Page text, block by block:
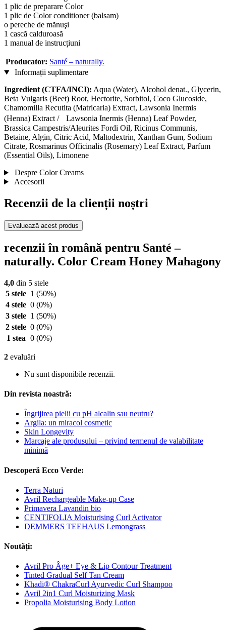
1 plic de preparare Color
1 plic de Color conditioner (balsam)
o pereche de mănuşi
1 cască calduroasă
1 manual de instrucțiuni
Producator: Santé – naturally.
Informații suplimentare
Ingredient (CTFA/INCI): Aqua (Water), Alcohol denat., Glycerin,
Beta Vulgaris (Beet) Root, Hectorite, Sorbitol, Coco Glucoside,
Chamomilla Recutita (Matricaria) Extract, Lawsonia Inermis
(Henna) Extract / Lawsonia Inermis (Henna) Leaf Powder,
Brassica Campestris/Aleurites Fordi Oil, Ricinus Communis,
Betaine, Algin, Citric Acid, Maltodextrin, Xanthan Gum, Sodium
Citrate, Rosmarinus Officinalis (Rosemary) Leaf Extract, Parfum
(Essential Oils), Limonene
Despre Color Creams
Accesorii
Recenzii de la clienții noștri
Evaluează acest produs
recenzii în română pentru Santé –
naturally. Color Cream Honey Mahagony
4,0 din 5 stele
5 stele 1 (50%)
4 stele 0 (0%)
3 stele 1 (50%)
2 stele 0 (0%)
1 stea 0 (0%)
2 evaluări
Nu sunt disponibile recenzii.
Din revista noastră:
Îngrijirea pielii cu pH alcalin sau neutru?
Argila: un miracol cosmetic
Skin Longevity
Marcaje ale produsului – privind termenul de valabilitate
minimă
Descoperă Ecco Verde:
Terra Naturi
Avril Rechargeable Make-up Case
Primavera Lavandin bio
CENTIFOLIA Moisturising Curl Activator
DEMMERS TEEHAUS Lemongrass
Noutăți:
Avril Pro Âge+ Eye & Lip Contour Treatment
Tinted Gradual Self Tan Cream
Khadi® ChakraCurl Ayurvedic Curl Shampoo
Avril 2in1 Curl Moisturizing Mask
Propolia Moisturising Body Lotion